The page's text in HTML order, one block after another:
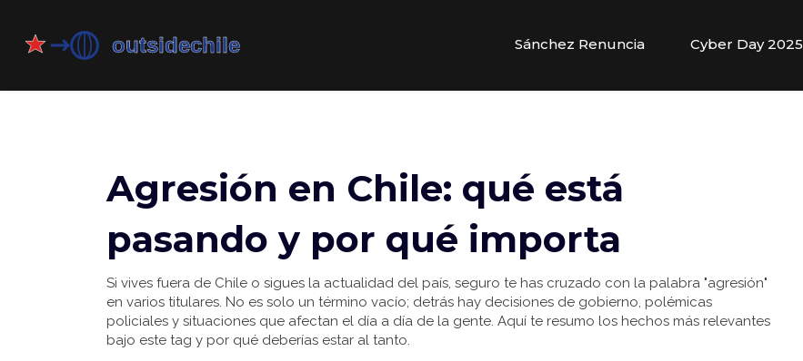
Sánchez Renuncia Cyber Day 2025
Agresión en Chile: qué está
pasando y por qué importa
Si vives fuera de Chile o sigues la actualidad del país, seguro te has cruzado con la palabra "agresión"
en varios titulares. No es solo un término vacío; detrás hay decisiones de gobierno, polémicas
policiales y situaciones que afectan el día a día de la gente. Aquí te resumo los hechos más relevantes
bajo este tag y por qué deberías estar al tanto.